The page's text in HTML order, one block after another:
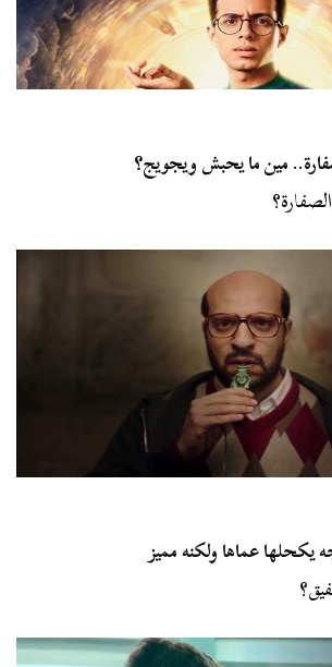
مين ما يحبش ويجويج؟
عماها ولكنه مميز